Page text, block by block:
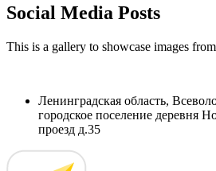
Social Media Posts
This is a gallery to showcase images
Ленинградская область,
городское поселение деревня
проезд д.35